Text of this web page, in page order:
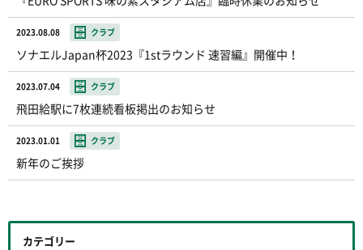
2023.08.08 クラブ
ソナエルJapan杯2023『1stラウンド 速習編』開催中！
2023.07.04 クラブ
飛田給駅に7枚連続看板掲出のお知らせ
2023.01.01 クラブ
新年のご挨拶
カテゴリー